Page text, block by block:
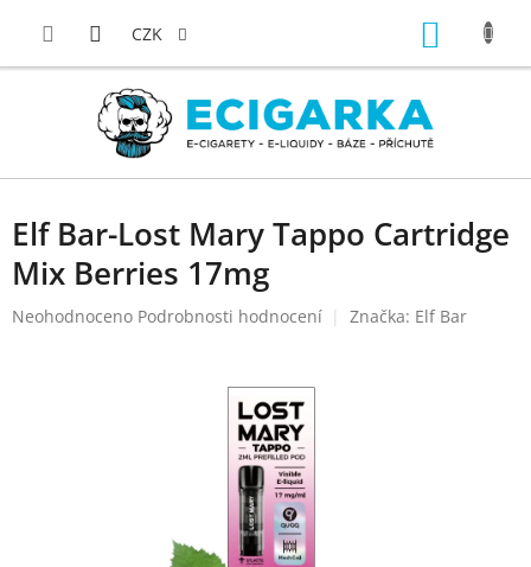
CZK
Elf Bar-Lost Mary Tappo Cartridge
Mix Berries 17mg
Průměrné
Neohodnoceno Podrobnosti hodnocení Značka: Elf Bar